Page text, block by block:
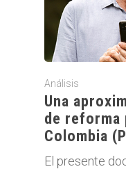
Análisis
Una
de reforma
Colombia
El presente